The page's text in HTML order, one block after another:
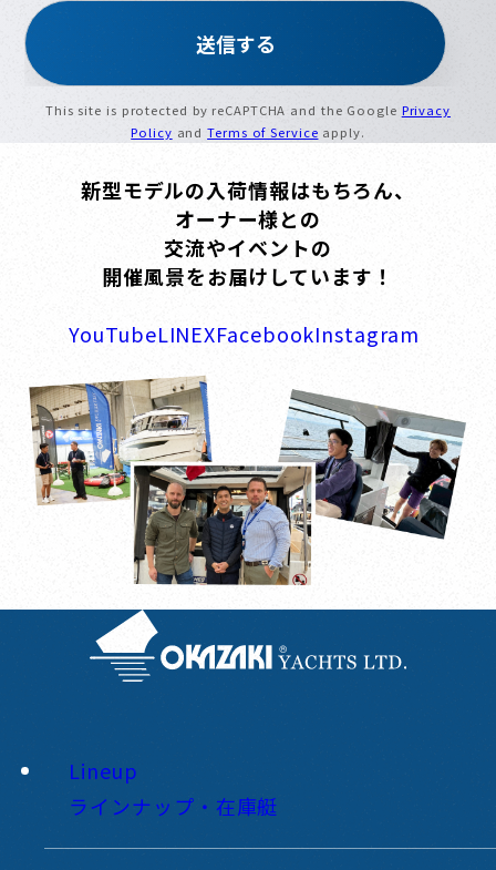
This site is protected by reCAPTCHA and the Google Privacy
Policy andTerms of Service apply.
新型モデルの入荷情報はもちろん、
オーナー様との
交流やイベントの
開催風景をお届けしています！
YouTubeLINEXFacebookInstagram
Lineup
ラインナップ・在庫艇